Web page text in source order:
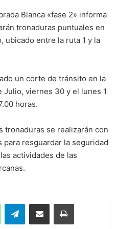
Blanca «fase 2» informa
tronaduras puntuales en
ubicado entre la ruta 1 y la
un corte de tránsito en la
Julio, viernes 30 y el lunes 1
horas.
tronaduras se realizarán con
para resguardar la seguridad
actividades de las
WhatsAppTelegramEnviar vía email Imprimir